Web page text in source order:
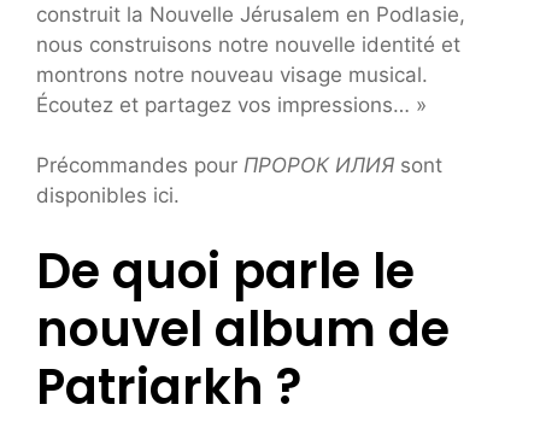
construit la Nouvelle Jérusalem en Podlasie,
nous construisons notre nouvelle identité et
montrons notre nouveau visage musical.
Écoutez et partagez vos impressions… »
Précommandes pour ПРОРОК ИЛИЯ sont
disponibles ici.
De quoi parle le
nouvel album de
Patriarkh ?